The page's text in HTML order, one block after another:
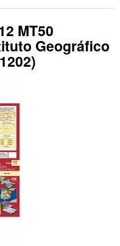
MT50
Geográfico